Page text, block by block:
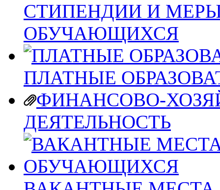
СТИПЕНДИИ И
ОБУЧАЮЩИХСЯ
ПЛАТНЫЕ
ФИНАНСОВО-
ДЕЯТЕЛЬНОСТЬ